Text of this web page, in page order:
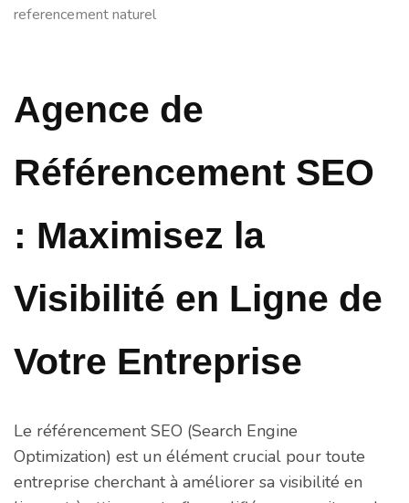
referencement naturel
Agence de
Référencement SEO
: Maximisez la
Visibilité en Ligne de
Votre Entreprise
Le référencement SEO (Search Engine
Optimization) est un élément crucial pour toute
entreprise cherchant à améliorer sa visibilité en